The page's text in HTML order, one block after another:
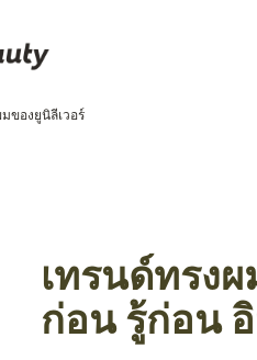
ของยูนิลีเวอร์
เทรนด์ทรง
ก่อน รู้ก่อน